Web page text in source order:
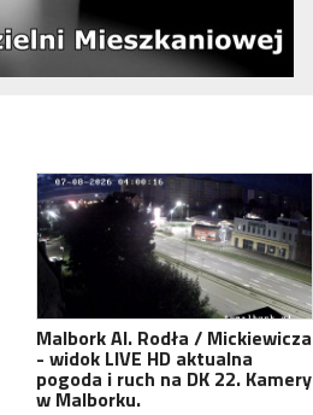
Malbork Al. Rodła / Mickiewicza
- widok LIVE HD aktualna
pogoda i ruch na DK 22. Kamery
w Malborku.